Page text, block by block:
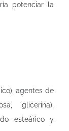
potenciar la
agentes de
glicerina),
esteárico y